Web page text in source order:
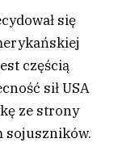
się
częścią
sił USA
ze strony
sojuszników.